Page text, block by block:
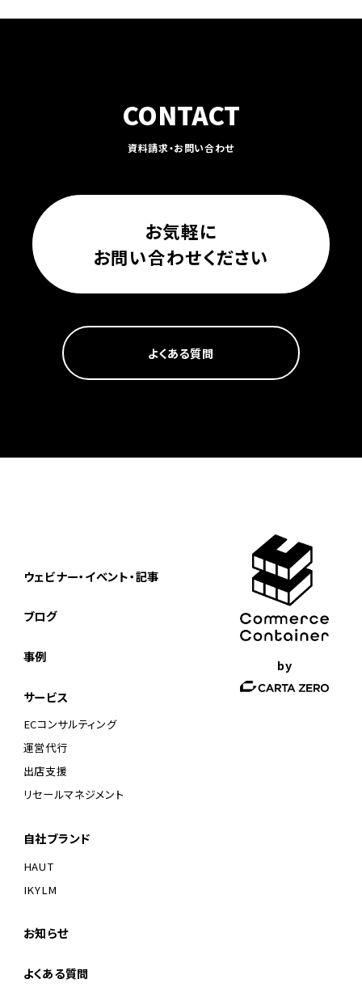
CONTACT
資料請求・お問い合わせ
お気軽に
お問い合わせください
よくある質問
by
ウェビナー・イベント・記事
ブログ
事例
サービス
ECコンサルティング
運営代行
出店支援
リセールマネジメント
自社ブランド
HAUT
IKYLM
お知らせ
よくある質問